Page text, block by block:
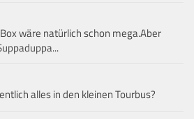
wäre natürlich schon mega.Aber
alles in den kleinen Tourbus?